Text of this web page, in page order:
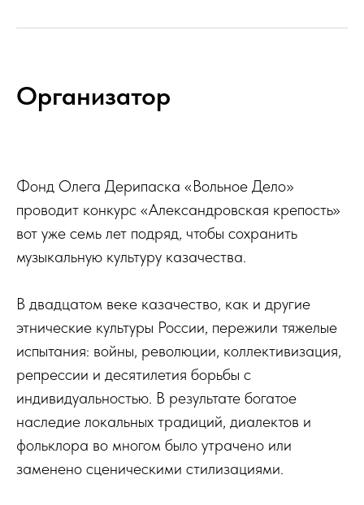
Организатор
Фонд Олега Дерипаска «Вольное Дело»
проводит конкурс «Александровская крепость»
вот уже семь лет подряд, чтобы сохранить
музыкальную культуру казачества.
В двадцатом веке казачество, как и другие
этнические культуры России, пережили тяжелые
испытания: войны, революции, коллективизация,
репрессии и десятилетия борьбы с
индивидуальностью. В результате богатое
наследие локальных традиций, диалектов и
фольклора во многом было утрачено или
заменено сценическими стилизациями.